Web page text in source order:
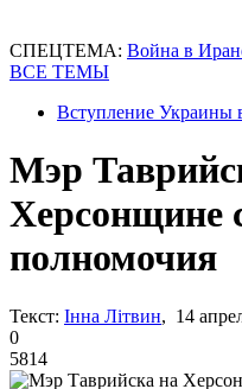
СПЕЦТЕМА: Война в
ВСЕ ТЕМЫ
Вступление Украины
Мэр
Херсонщине
полномочия
Текст: Інна Літвин, 14
0
5814